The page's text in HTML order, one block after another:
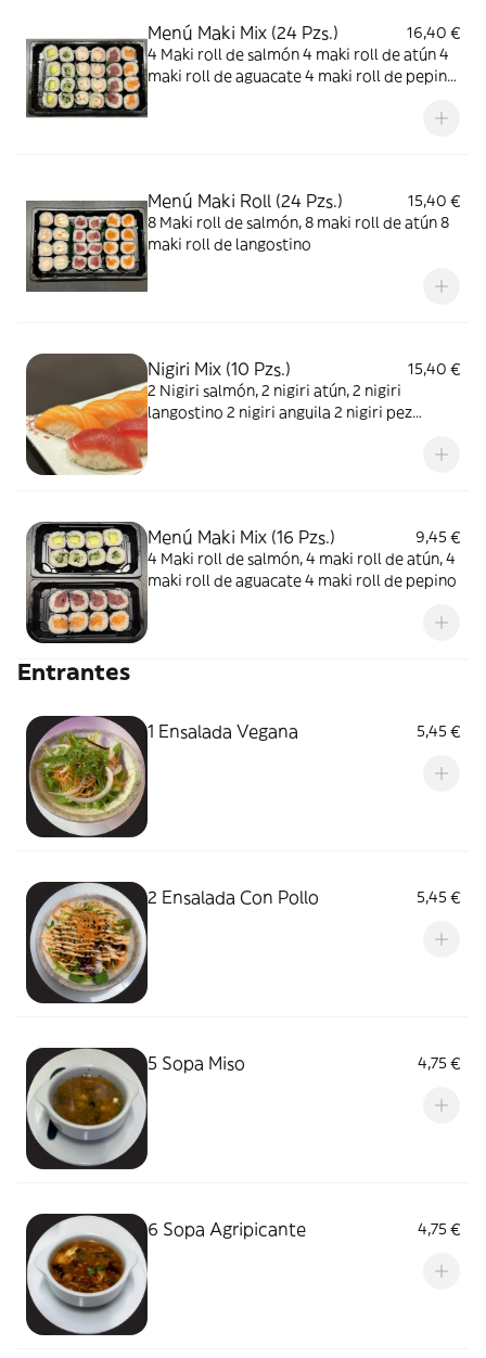
Menú Maki Mix (24 Pzs.)
16,40 €
4 Maki roll de salmón 4 maki roll de atún 4
maki roll de aguacate 4 maki roll de pepino
Menú Maki Roll (24 Pzs.)
15,40 €
8 Maki roll de salmón, 8 maki roll de atún 8
maki roll de langostino
Nigiri Mix (10 Pzs.)
15,40 €
2 Nigiri salmón, 2 nigiri atún, 2 nigiri
langostino 2 nigiri anguila 2 nigiri pez
Menú Maki Mix (16 Pzs.)
9,45 €
4 Maki roll de salmón, 4 maki roll de atún, 4
maki roll de aguacate 4 maki roll de pepino
Entrantes
1 Ensalada Vegana 5,45 €
2 Ensalada Con Pollo 5,45 €
5 Sopa Miso 4,75 €
6 Sopa Agripicante 4,75 €